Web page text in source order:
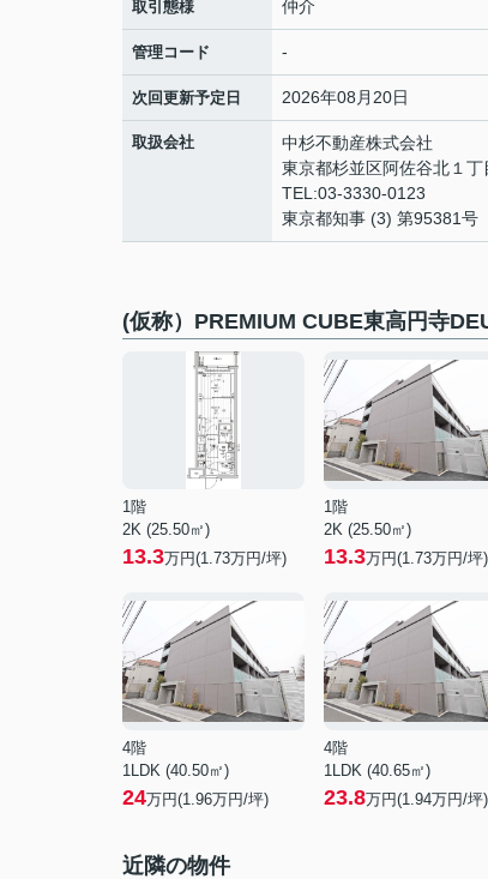
取引態様 仲介
管理コード -
次回更新予定日 2026年08月20日
取扱会社
中杉不動産株式会社
東京都杉並区阿佐谷北１丁
TEL:03-3330-0123
東京都知事 (3) 第95381号
(仮称）PREMIUM CUBE東高円寺
1階
2K (25.50㎡)
13.3万円(1.73万円/坪)
1階
2K (25.50㎡)
13.3万円(1.73万円/坪)
4階
1LDK (40.50㎡)
24万円(1.96万円/坪)
4階
1LDK (40.65㎡)
23.8万円(1.94万円/坪)
近隣の物件